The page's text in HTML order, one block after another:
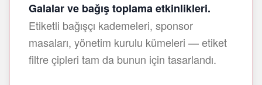
Galalar ve bağış toplama etkinlikleri.
Etiketli bağışçı kademeleri, sponsor
masaları, yönetim kurulu kümeleri — etiket
filtre çipleri tam da bunun için tasarlandı.